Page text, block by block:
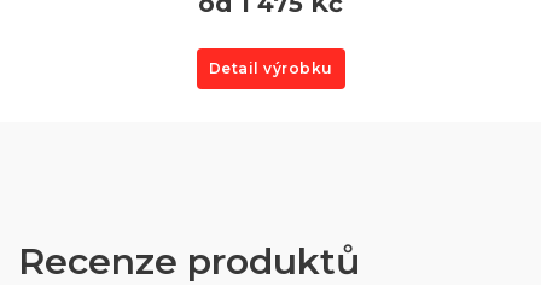
Detail výrobku
Recenze produktů